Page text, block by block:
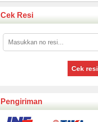
Cek Resi
Cek resi
Pengiriman